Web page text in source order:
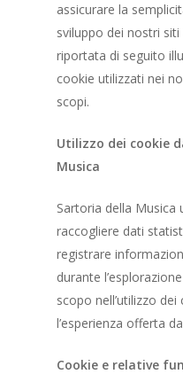
assicurare la
sviluppo dei nostri
riportata di seguito
cookie utilizzati nei
scopi.
Utilizzo dei cookie
Musica
Sartoria della Musica
raccogliere dati
registrare
durante
scopo nell’utilizzo
l’esperienza offerta
Cookie e relative